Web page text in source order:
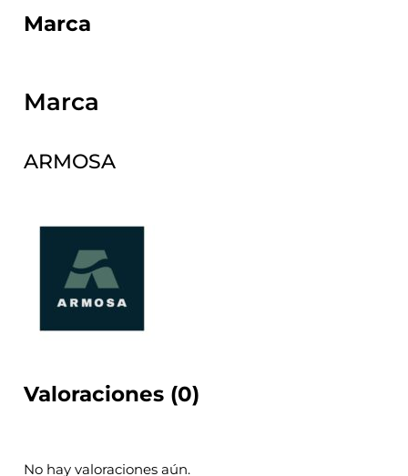
Marca
Marca
ARMOSA
Valoraciones (0)
No hay valoraciones aún.